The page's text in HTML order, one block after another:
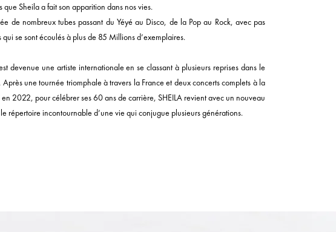
Sheila a fait son apparition dans nos vies.
de nombreux tubes passant du Yéyé au Disco, de la Pop au Rock, avec pas
se sont écoulés à plus de 85 Millions d’exemplaires.
devenue une artiste internationale en se classant à plusieurs reprises dans le
une tournée triomphale à travers la France et deux concerts complets à la
en 2022, pour célébrer ses 60 ans de carrière, SHEILA revient avec un nouveau
répertoire incontournable d’une vie qui conjugue plusieurs générations.